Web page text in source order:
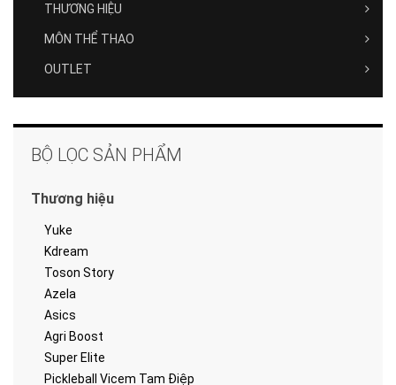
THƯƠNG HIỆU
MÔN THỂ THAO
OUTLET
BỘ LỌC SẢN PHẨM
Thương hiệu
Yuke
Kdream
Toson Story
Azela
Asics
Agri Boost
Super Elite
Pickleball Vicem Tam Điệp